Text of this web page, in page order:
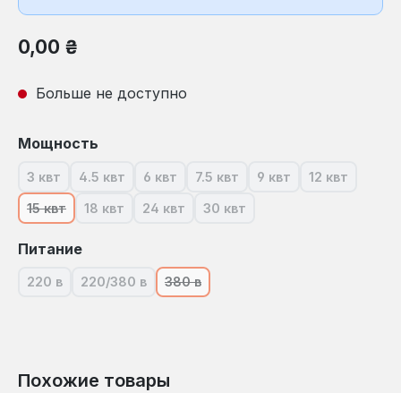
Обычная цена:
0,00 ₴
Больше не доступно
Выберите
Мощность
3 квт(В настоящее время эта опция недоступна.)
4.5 квт(В настоящее время эта опция недоступна.)
6 квт(В настоящее время эта опция
7.5 квт(В настоящее время эта
9 квт(В настоящее время
12 квт
(В
15 квт(В настоящее время эта опция недоступна.)
18 квт(В настоящее время эта опция недоступна.)
24 квт(В настоящее время эта опция
30 квт(В настоящее время эта
Выберите
Питание
220 в(В настоящее время эта опция недоступна.)
220/380 в(В настоящее время эта опция недоступна.)
380 в(В настоящее время эта опция
Похожие товары